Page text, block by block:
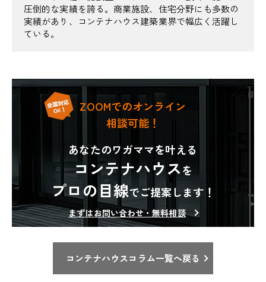
圧倒的な実績を誇る。商業施設、住宅分野にも多数の
実績があり、コンテナハウス建築業界で幅広く活躍し
ている。
ZOOMでのオンライン
相談可能！
あなたのワガママを叶える
コンテナハウスを
プロの目線でご提案します！
まずはお問い合わせ・無料相談
コンテナハウスコラム一覧へ戻る